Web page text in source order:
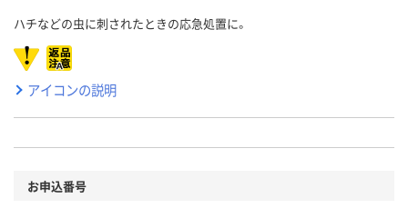
ハチなどの虫に刺されたときの応急処置に。
アイコンの説明
お申込番号